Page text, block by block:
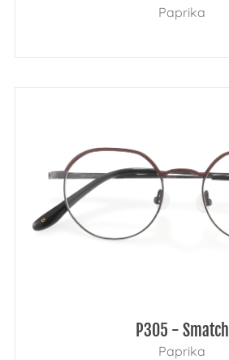
Paprika
P305 - Smatch
Paprika